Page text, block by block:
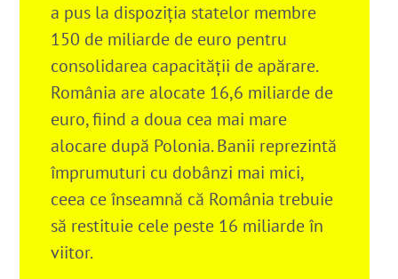
a pus la dispoziția statelor membre
150 de miliarde de euro pentru
consolidarea capacității de apărare.
România are alocate 16,6 miliarde de
euro, fiind a doua cea mai mare
alocare după Polonia. Banii reprezintă
împrumuturi cu dobânzi mai mici,
ceea ce înseamnă că România trebuie
să restituie cele peste 16 miliarde în
viitor.